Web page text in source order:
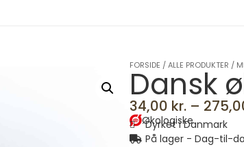
FORSIDE /ALLE PRODUKTER /
Dansk
34,00 kr. –
Økologiske
Dyrket i Danmark
På lager - Dag-til-